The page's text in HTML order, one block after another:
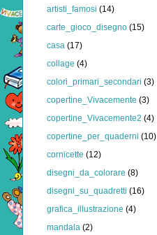
artisti_famosi (14)
carte_gioco_disegno (15)
casa (17)
collage (4)
colori_primari_secondari (3)
copertine_Vivacemente (3)
copertine_Vivacemente2 (4)
copertine_per_quaderni (10)
cornicette (12)
disegni_da_colorare (8)
disegni_su_quadretti (16)
grafica_illustrazione (4)
mandala (2)